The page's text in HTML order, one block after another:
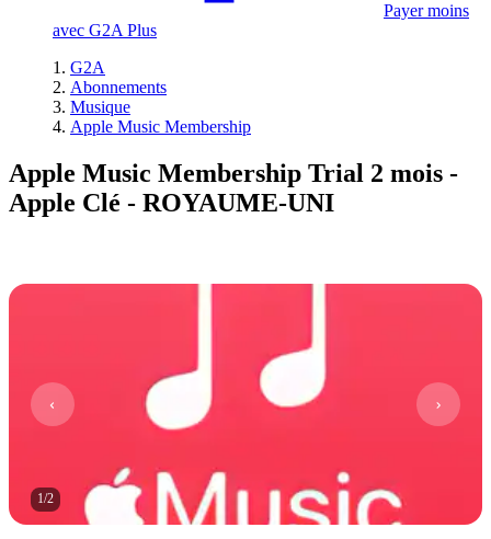
Payer moins
avec G2A Plus
G2A
Abonnements
Musique
Apple Music Membership
Apple Music Membership Trial 2 mois -
Apple Clé - ROYAUME-UNI
1/2